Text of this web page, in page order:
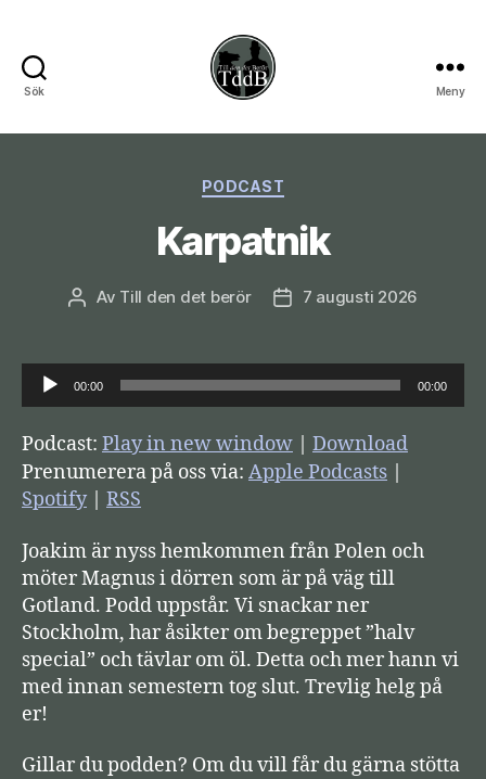
Sök
det
berör
Meny
Kategorier
PODCAST
Karpatnik
Inläggsförfattare
Av Till den det berör Inläggsdatum
7 augusti 2026
j
u
d
s
e
l
a
r
e
00:00 00:00
Podcast: Play in new window
Download
Prenumerera på oss via: Apple Podcasts
Spotify| RSS
Joakim är nyss hemkommen från Polen och
möter Magnus i dörren som är på väg till
Gotland. Podd uppstår. Vi snackar ner
Stockholm, har åsikter om begreppet ”halv
special” och tävlar om öl. Detta och mer hann vi
med innan semestern tog slut. Trevlig helg på
er!
Gillar du podden? Om du vill får du gärna stötta